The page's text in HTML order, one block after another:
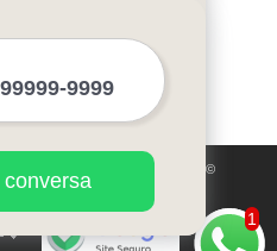
de direitos autorais. Copyright©
1
conversa